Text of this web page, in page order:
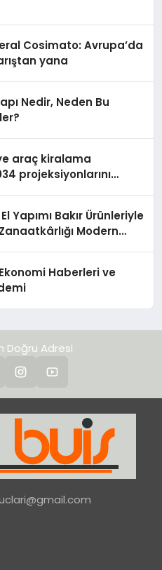
Cosimato: Avrupa’da
yana
Nedir, Neden Bu
araç kiralama
projeksiyonlarını
Yapımı Bakır Ürünleriyle
Modern
Haberleri ve
Doğru Adresi